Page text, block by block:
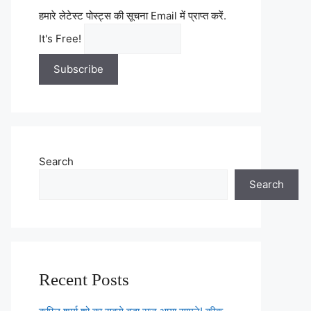
हमारे लेटेस्ट पोस्ट्स की सूचना Email में प्राप्त करें.
It's Free!
Search
Search
Recent Posts